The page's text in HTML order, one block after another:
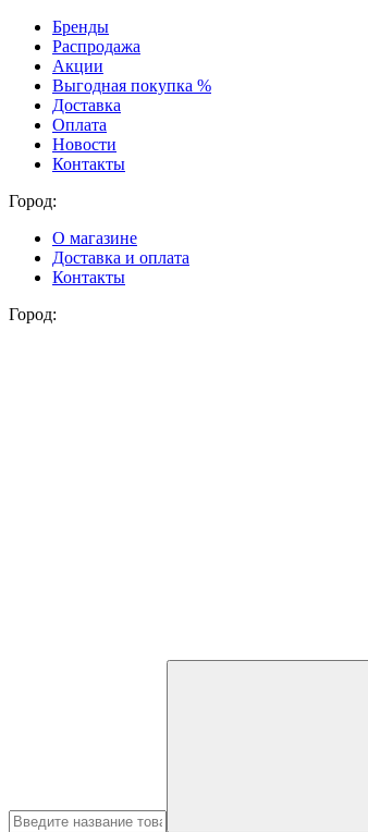
Бренды
Распродажа
Акции
Выгодная покупка %
Доставка
Оплата
Новости
Контакты
Город:
О магазине
Доставка и оплата
Контакты
Город: